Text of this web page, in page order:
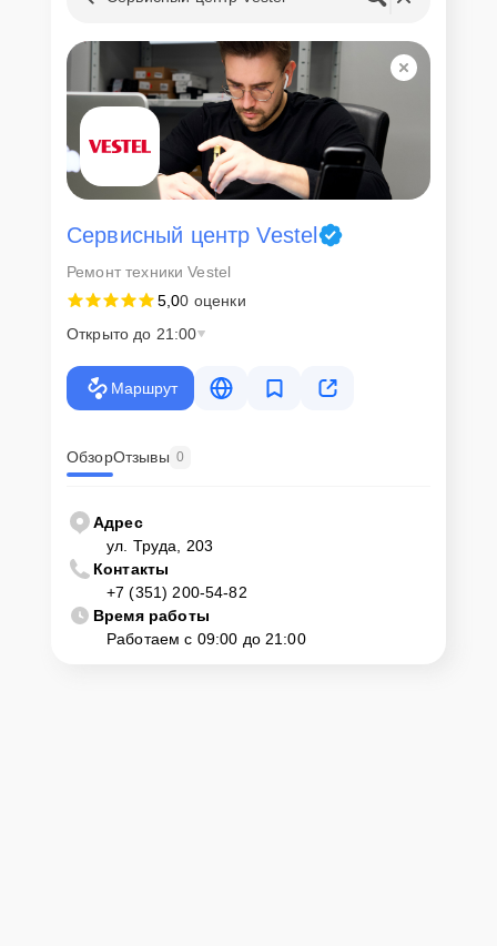
Сервисный центр Vestel
Ремонт техники Vestel
5,00 оценки
Открыто до 21:00
Маршрут
ОбзорОтзывы 0
Адрес
ул. Труда, 203
Контакты
+7 (351) 200-54-82
Время работы
Работаем с 09:00 до 21:00